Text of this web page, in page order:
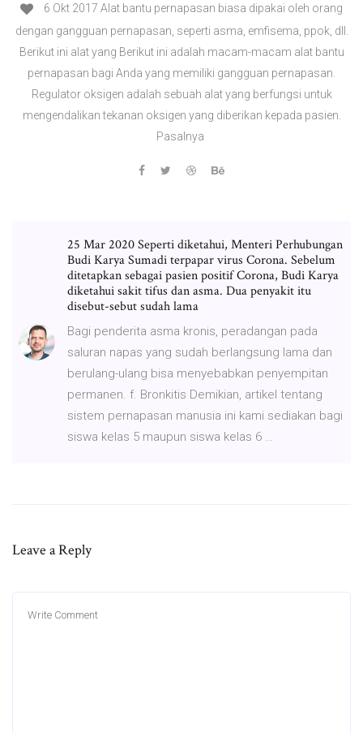
6 Okt 2017 Alat bantu pernapasan biasa dipakai oleh orang
dengan gangguan pernapasan, seperti asma, emfisema, ppok, dll.
Berikut ini alat yang Berikut ini adalah macam-macam alat bantu
pernapasan bagi Anda yang memiliki gangguan pernapasan.
Regulator oksigen adalah sebuah alat yang berfungsi untuk
mengendalikan tekanan oksigen yang diberikan kepada pasien.
Pasalnya
25 Mar 2020 Seperti diketahui, Menteri Perhubungan
Budi Karya Sumadi terpapar virus Corona. Sebelum
ditetapkan sebagai pasien positif Corona, Budi Karya
diketahui sakit tifus dan asma. Dua penyakit itu
disebut-sebut sudah lama
Bagi penderita asma kronis, peradangan pada
saluran napas yang sudah berlangsung lama dan
berulang-ulang bisa menyebabkan penyempitan
permanen. f. Bronkitis Demikian, artikel tentang
sistem pernapasan manusia ini kami sediakan bagi
siswa kelas 5 maupun siswa kelas 6 …
Leave a Reply